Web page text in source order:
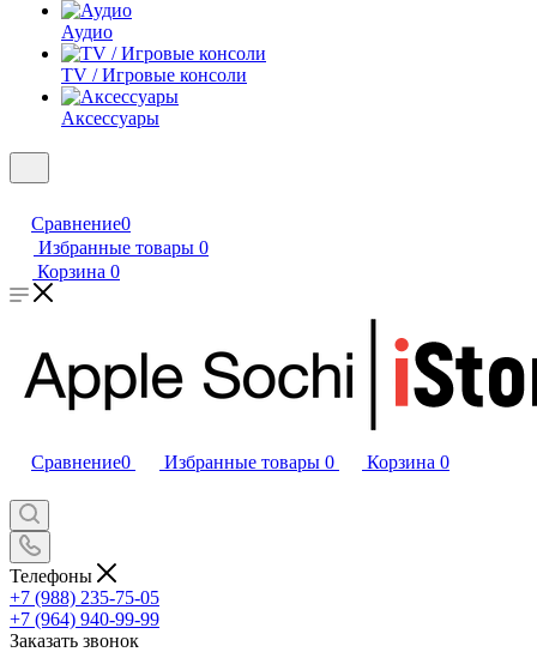
Аудио
TV / Игровые консоли
Аксессуары
Сравнение0
Избранные товары 0
Корзина 0
Сравнение0 Избранные товары 0 Корзина 0
Телефоны
+7 (988) 235-75-05
+7 (964) 940-99-99
Заказать звонок